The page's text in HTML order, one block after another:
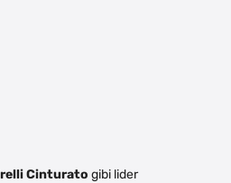
Cinturato gibi lider